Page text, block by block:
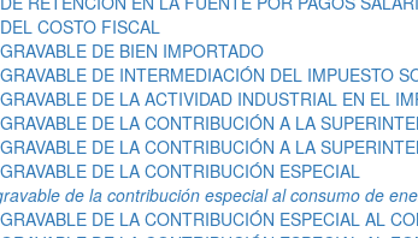
COSTO FISCAL
DE BIEN IMPORTADO
DE INTERMEDIACIÓN DEL IMPUESTO
DE LA ACTIVIDAD INDUSTRIAL EN EL
DE LA CONTRIBUCIÓN A LA
DE LA CONTRIBUCIÓN A LA
DE LA CONTRIBUCIÓN ESPECIAL
de la contribución especial al consumo de
DE LA CONTRIBUCIÓN ESPECIAL AL